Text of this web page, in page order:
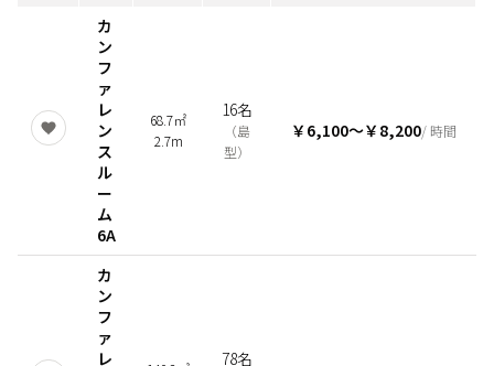
カ
ン
フ
ァ
レ
ン
ス
ル
ー
ム
6A
68.7㎡
2.7m
16名
（島
型）
￥6,100〜￥8,200/ 時間
カ
ン
フ
ァ
レ
78名